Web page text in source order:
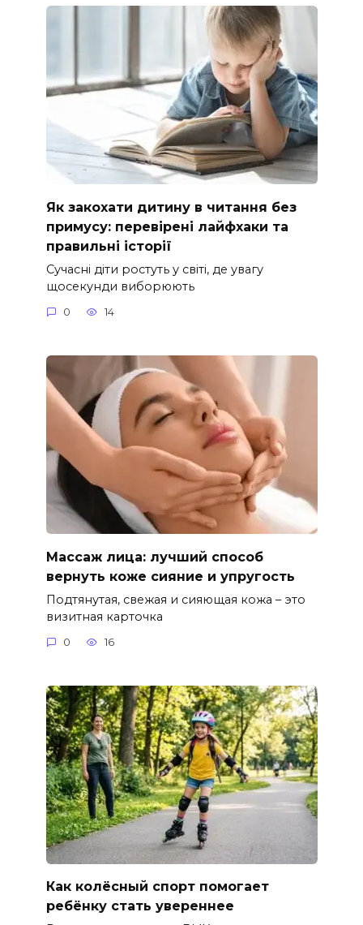
Як закохати дитину в читання без
примусу: перевірені лайфхаки та
правильні історії
Сучасні діти ростуть у світі, де увагу
щосекунди виборюють
0 14
Массаж лица: лучший способ
вернуть коже сияние и упругость
Подтянутая, свежая и сияющая кожа – это
визитная карточка
0 16
Как колёсный спорт помогает
ребёнку стать увереннее